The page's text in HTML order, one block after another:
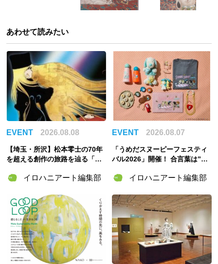
あわせて読みたい
EVENT 2026.08.08
【埼玉・所沢】松本零士の70年
を超える創作の旅路を辿る「松
ジアムで開催決定！
イロハニアート編集部
EVENT 2026.08.07
「うめだスヌーピーフェスティ
バル2026」開催！ 合言葉は”明
特別な2週間
イロハニアート編集部